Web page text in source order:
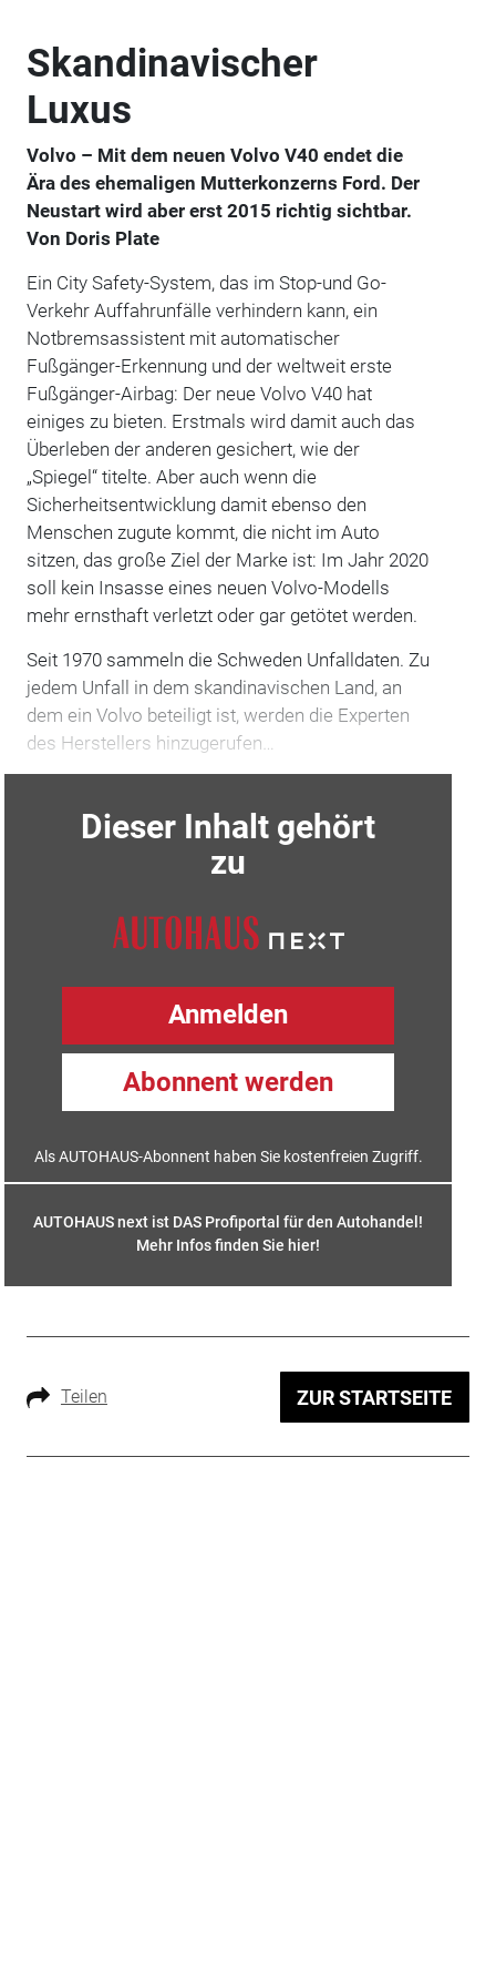
Skandinavischer
Luxus
Volvo – Mit dem neuen Volvo V40 endet die
Ära des ehemaligen Mutterkonzerns Ford. Der
Neustart wird aber erst 2015 richtig sichtbar.
Von Doris Plate
Ein City Safety-System, das im Stop-und Go-
Verkehr Auffahrunfälle verhindern kann, ein
Notbremsassistent mit automatischer
Fußgänger-Erkennung und der weltweit erste
Fußgänger-Airbag: Der neue Volvo V40 hat
einiges zu bieten. Erstmals wird damit auch das
Überleben der anderen gesichert, wie der
„Spiegel“ titelte. Aber auch wenn die
Sicherheitsentwicklung damit ebenso den
Menschen zugute kommt, die nicht im Auto
sitzen, das große Ziel der Marke ist: Im Jahr 2020
soll kein Insasse eines neuen Volvo-Modells
mehr ernsthaft verletzt oder gar getötet werden.
Seit 1970 sammeln die Schweden Unfalldaten. Zu
jedem Unfall in dem skandinavischen Land, an
dem ein Volvo beteiligt ist, werden die Experten
des Herstellers hinzugerufen…
Dieser Inhalt gehört
zu
Anmelden
Abonnent werden
Als AUTOHAUS-Abonnent haben Sie kostenfreien Zugriff.
AUTOHAUS next ist DAS Profiportal für den Autohandel!
Mehr Infos finden Sie hier!
Teilen ZUR STARTSEITE